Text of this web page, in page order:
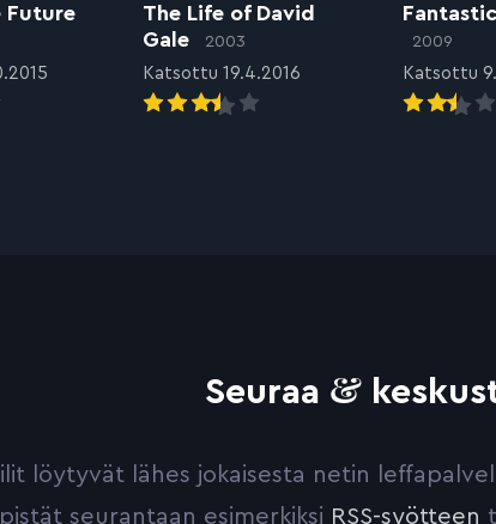
Future
The Life of David
Gale
2003
Katsottu 19.4.2016
2009
Katsottu
Seuraa &
löytyvät lähes jokaisesta netin
seurantaan esimerkiksi RSS-syötteen